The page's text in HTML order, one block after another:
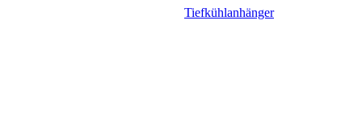
Tiefkühlanhänger